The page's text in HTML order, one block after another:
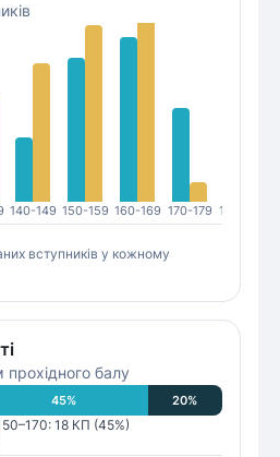
140-149 150-159 160-169 170-179 180-189
вступників у кожному
балу
45% 20%
: 18 КП (45%)